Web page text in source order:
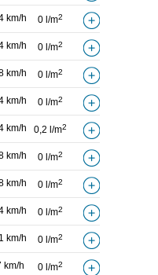
km/h 0 l/m2
km/h 0 l/m2
km/h 0 l/m2
km/h 0 l/m2
km/h 0,2 l/m2
km/h 0 l/m2
km/h 0 l/m2
km/h 0 l/m2
km/h 0 l/m2
km/h 0 l/m2